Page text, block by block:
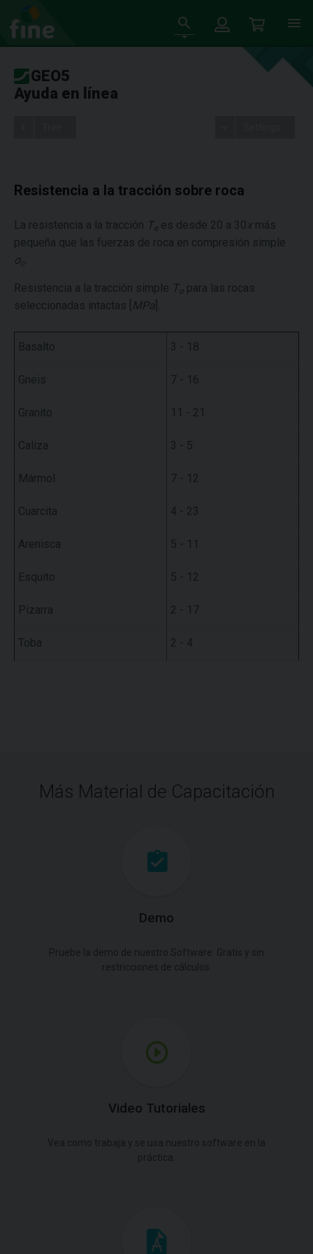
GEO5
Ayuda en línea
Resistencia a la tracción sobre roca
La resistencia a la tracción T e es desde 20 a 30x más
pequeña que las fuerzas de roca en compresión simple
σ
Resistencia a la tracción simple T o para las rocas
seleccionadas intactas [ MPa
Basalto 3 - 18
Gneis 7 - 16
Granito 11 - 21
Caliza 3 - 5
Mármol 7 - 12
Cuarcita 4 - 23
Arenisca 5 - 11
Esquito 5 - 12
Pizarra 2 - 17
Toba 2 - 4
Más Material de Capacitación
Demo
Video Tutoriales